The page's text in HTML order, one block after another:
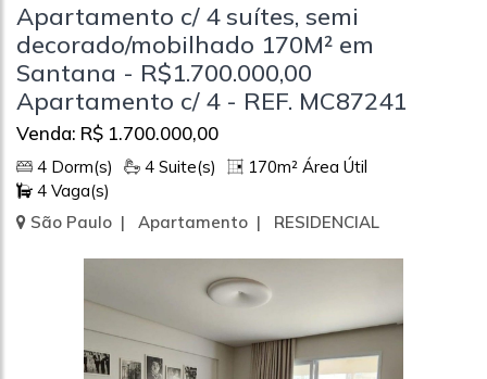
Apartamento c/ 4 suítes, semi
decorado/mobilhado 170M² em
Santana - R$1.700.000,00
Apartamento c/ 4 - REF. MC87241
Venda: R$ 1.700.000,00
4 Dorm(s) 4 Suite(s)
170m² Área Útil
4 Vaga(s)
São Paulo | Apartamento | RESIDENCIAL